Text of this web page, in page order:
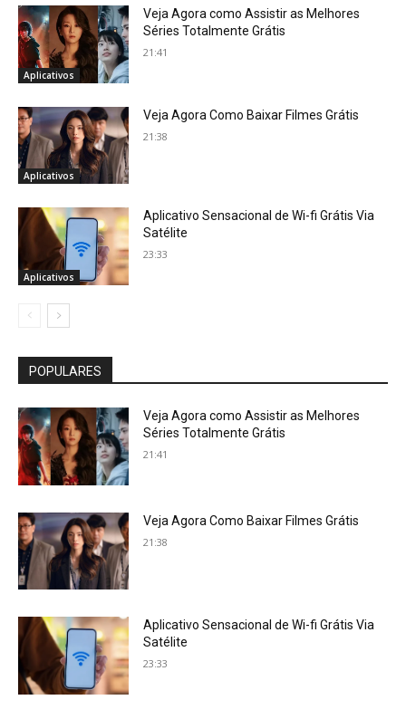
Aplicativos
Veja Agora como Assistir as Melhores
Séries Totalmente Grátis
21:41
Aplicativos
Veja Agora Como Baixar Filmes Grátis
21:38
Aplicativos
Aplicativo Sensacional de Wi-fi Grátis Via
Satélite
23:33
POPULARES
Veja Agora como Assistir as Melhores
Séries Totalmente Grátis
21:41
Veja Agora Como Baixar Filmes Grátis
21:38
Aplicativo Sensacional de Wi-fi Grátis Via
Satélite
23:33